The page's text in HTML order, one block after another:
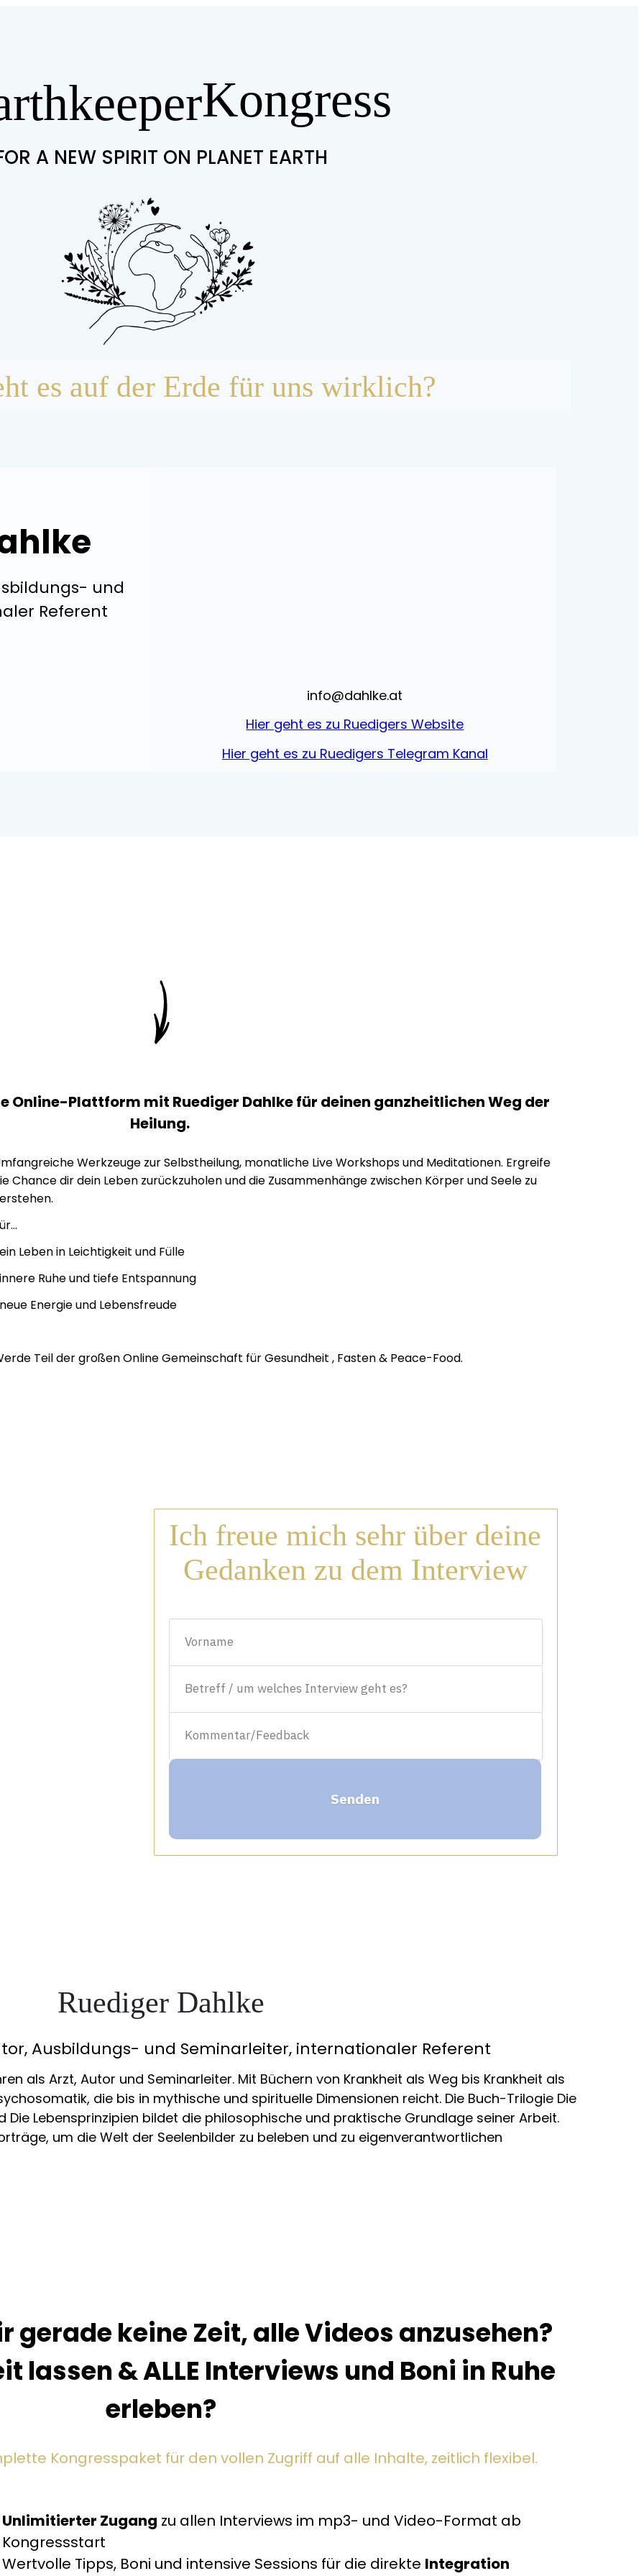
Kongress
A NEW SPIRIT ON PLANET EARTH
es auf der Erde für uns wirklich?
und
Referent
info@dahlke.at
Hier geht es zu Ruedigers Website
Hier geht es zu Ruedigers Telegram Kanal
Online-Plattform mit Ruediger Dahlke für deinen ganzheitlichen Weg der
Heilung.
Werkzeuge zur Selbstheilung, monatliche Live Workshops und Meditationen. Ergreife
Chance dir dein Leben zurückzuholen und die Zusammenhänge zwischen Körper und Seele zu
Leben in Leichtigkeit und Fülle
Ruhe und tiefe Entspannung
Energie und Lebensfreude
Teil der großen Online Gemeinschaft für Gesundheit , Fasten & Peace-Food.
Ich freue mich sehr über deine
Gedanken zu dem Interview
Senden
Ruediger Dahlke
Ausbildungs- und Seminarleiter, internationaler Referent
als Arzt, Autor und Seminarleiter. Mit Büchern von Krankheit als Weg bis Krankheit als
die bis in mythische und spirituelle Dimensionen reicht. Die Buch-Trilogie Die
Die Lebensprinzipien bildet die philosophische und praktische Grundlage seiner Arbeit.
um die Welt der Seelenbilder zu beleben und zu eigenverantwortlichen
gerade keine Zeit, alle Videos anzusehen?
lassen & ALLE Interviews und Boni in Ruhe
erleben?
Kongresspaket für den vollen Zugriff auf alle Inhalte, zeitlich flexibel.
Unlimitierter Zugang zu allen Interviews im mp3- und Video-Format ab
Kongressstart
Wertvolle Tipps, Boni und intensive Sessions für die direkte Integration